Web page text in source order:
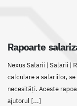
Rapoarte
Nexus Salarii | Salarii |
calculare a salariilor,
necesități. Aceste
ajutorul [...]